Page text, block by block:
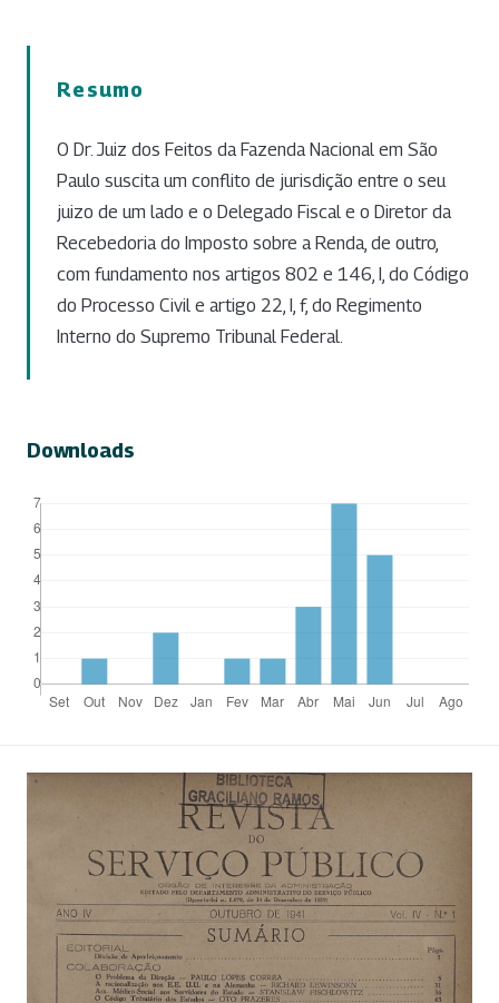
Resumo
O Dr. Juiz dos Feitos da Fazenda Nacional em São
Paulo suscita um conflito de jurisdição entre o seu
juizo de um lado e o Delegado Fiscal e o Diretor da
Recebedoria do Imposto sobre a Renda, de outro,
com fundamento nos artigos 802 e 146, I, do Código
do Processo Civil e artigo 22, I, f, do Regimento
Interno do Supremo Tribunal Federal.
Downloads